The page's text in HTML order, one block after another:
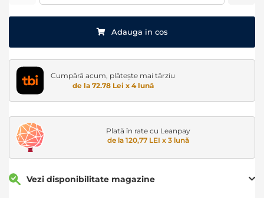
Adauga in cos
Cumpără acum, plătește mai târziu
de la 72.78 Lei x 4 lună
Plată în rate cu Leanpay
de la 120,77 LEI x 3 lună
Vezi disponibilitate magazine